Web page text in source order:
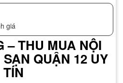
giá
– THU MUA NỘI
QUẬN 12 UY
TÍN